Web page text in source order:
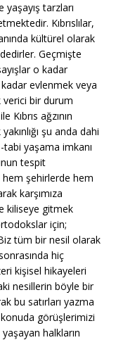
yaşayış tarzları
Kıbrıslılar,
kültürel olarak
Geçmişte
o kadar
kadar evlenmek veya
verici bir durum
Kıbrıs ağzının
şu anda dahi
tabi yaşama imkanı
tespit
şehirlerde hem
karşımıza
kiliseye gitmek
için;
tüm bir nesil olarak
hiç
kişisel hikayeleri
nesillerin böyle bir
bu satırları yazma
görüşlerimizi
halkların